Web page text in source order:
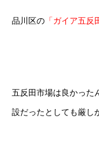
品川区の 「ガイア五反
五反田市場は良かった
設だったとしても厳し